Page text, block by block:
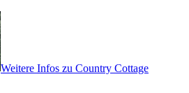
Weitere Infos zu Country Cottage